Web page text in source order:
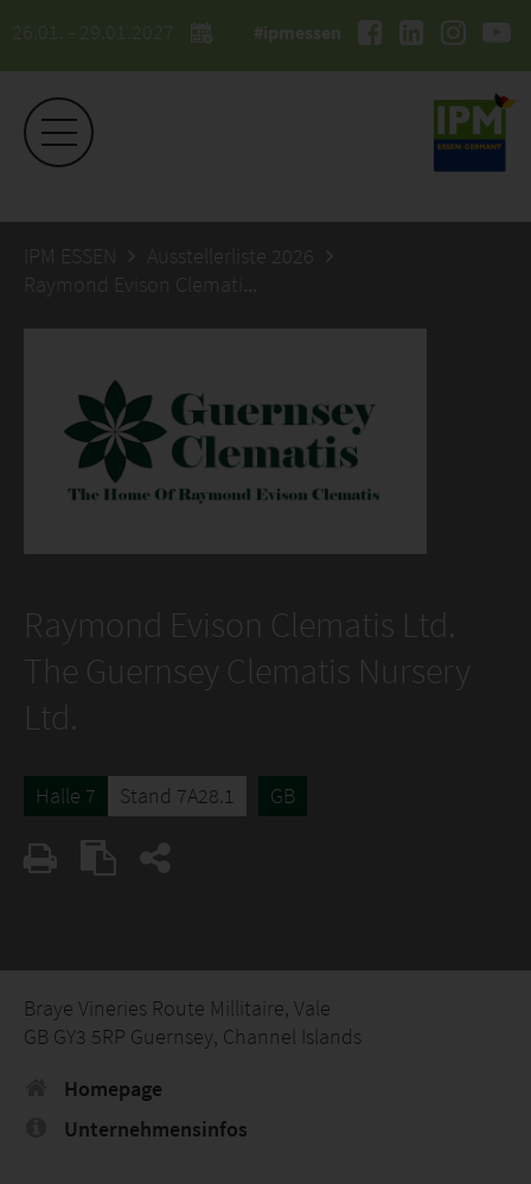
26.01. - 29.01.2027 #ipmessen
IPM ESSEN
Ausstellerliste 2026
Raymond Evison Clematis Ltd. The Guernsey Clematis Nursery Ltd.
Raymond Evison Clematis Ltd.
The Guernsey Clematis Nursery
Ltd.
Halle 7 Stand 7A28.1 GB
Braye Vineries Route Millitaire, Vale
GB GY3 5RP Guernsey, Channel Islands
Homepage
Unternehmensinfos